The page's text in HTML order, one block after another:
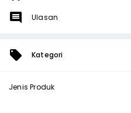
Ulasan
Kategori
Jenis Produk